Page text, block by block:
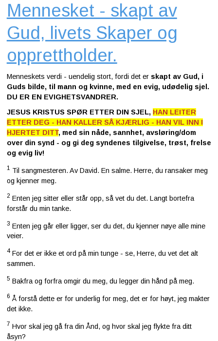
Mennesket - skapt av
Gud, livets Skaper og
opprettholder.
Menneskets verdi - uendelig stort, fordi det er skapt av Gud, i
Guds bilde, til mann og kvinne, med en evig, udødelig sjel.
DU ER EN EVIGHETSVANDRER.
JESUS KRISTUS SPØR ETTER DIN SJEL, HAN LEITER
ETTER DEG - HAN KALLER SÅ KJÆRLIG - HAN VIL INN I
HJERTET DITT, med sin nåde, sannhet, avsløring/dom
over din synd - og gi deg syndenes tilgivelse, trøst, frelse
og evig liv!
1 Til sangmesteren. Av David. En salme. Herre, du ransaker meg
og kjenner meg.
2 Enten jeg sitter eller står opp, så vet du det. Langt bortefra
forstår du min tanke.
3 Enten jeg går eller ligger, ser du det, du kjenner nøye alle mine
veier.
4 For det er ikke et ord på min tunge - se, Herre, du vet det alt
sammen.
5 Bakfra og forfra omgir du meg, du legger din hånd på meg.
6 Å forstå dette er for underlig for meg, det er for høyt, jeg makter
det ikke.
7 Hvor skal jeg gå fra din Ånd, og hvor skal jeg flykte fra ditt
åsyn?